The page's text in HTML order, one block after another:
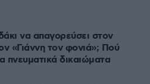
να απαγορεύσει στον
«Γιάννη τον φονιά»; Πού
πνευματικά δικαιώματα